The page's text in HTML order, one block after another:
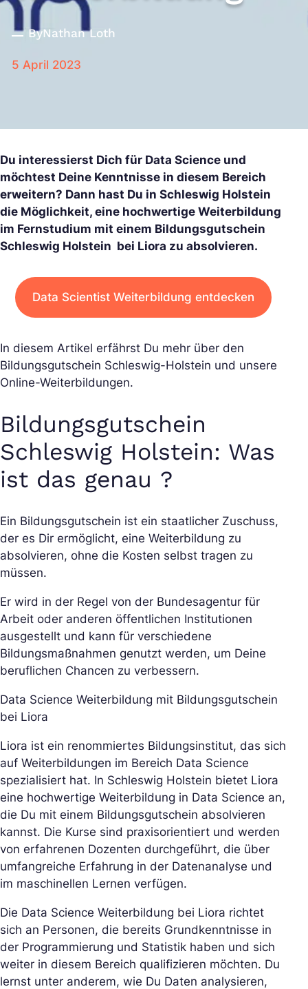
ByNathan Loth
5 April 2023
Du interessierst Dich für Data Science und
möchtest Deine Kenntnisse in diesem Bereich
erweitern? Dann hast Du in Schleswig Holstein
die Möglichkeit, eine hochwertige Weiterbildung
im Fernstudium mit einem Bildungsgutschein
Schleswig Holstein bei Liora zu absolvieren.
Data Scientist Weiterbildung entdecken
In diesem Artikel erfährst Du mehr über den
Bildungsgutschein Schleswig-Holstein und unsere
Online-Weiterbildungen.
Bildungsgutschein
Schleswig Holstein: Was
ist das genau ?
Ein Bildungsgutschein ist ein staatlicher Zuschuss,
der es Dir ermöglicht, eine Weiterbildung zu
absolvieren, ohne die Kosten selbst tragen zu
müssen.
Er wird in der Regel von der Bundesagentur für
Arbeit oder anderen öffentlichen Institutionen
ausgestellt und kann für verschiedene
Bildungsmaßnahmen genutzt werden, um Deine
beruflichen Chancen zu verbessern.
Data Science Weiterbildung mit Bildungsgutschein
bei Liora
Liora ist ein renommiertes Bildungsinstitut, das sich
auf Weiterbildungen im Bereich Data Science
spezialisiert hat. In Schleswig Holstein bietet Liora
eine hochwertige Weiterbildung in Data Science an,
die Du mit einem Bildungsgutschein absolvieren
kannst. Die Kurse sind praxisorientiert und werden
von erfahrenen Dozenten durchgeführt, die über
umfangreiche Erfahrung in der Datenanalyse und
im maschinellen Lernen verfügen.
Die Data Science Weiterbildung bei Liora richtet
sich an Personen, die bereits Grundkenntnisse in
der Programmierung und Statistik haben und sich
weiter in diesem Bereich qualifizieren möchten. Du
lernst unter anderem, wie Du Daten analysieren,